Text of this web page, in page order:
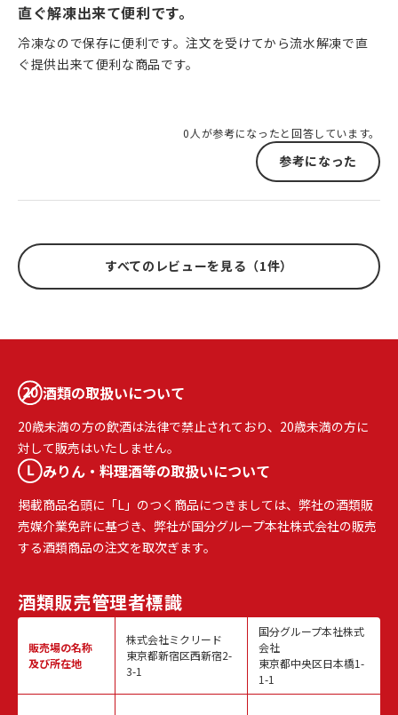
直ぐ解凍出来て便利です。
冷凍なので保存に便利です。注文を受けてから流水解凍で直
ぐ提供出来て便利な商品です。
0人が参考になったと回答しています。
参考になった
すべてのレビューを見る（1件）
酒類の取扱いについて
20歳未満の方の飲酒は法律で禁止されており、20歳未満の方に
対して販売はいたしません。
みりん・料理酒等の取扱いについて
掲載商品名頭に「L」のつく商品につきましては、弊社の酒類販
売媒介業免許に基づき、弊社が国分グループ本社株式会社の販売
する酒類商品の注文を取次ぎます。
酒類販売管理者標識
販売場の名称
及び所在地
株式会社ミクリード
東京都新宿区西新宿2-
3-1
国分グループ本社株式
会社
東京都中央区日本橋1-
1-1